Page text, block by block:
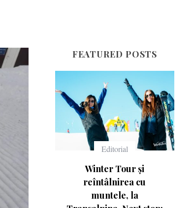
FEATURED POSTS
și
cu
la
Echipament
Ce înseamnă numerele
de pe schiuri